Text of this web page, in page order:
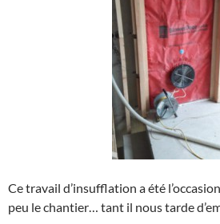
Ce travail d’insufflation a été
peu le chantier… tant il nous tarde